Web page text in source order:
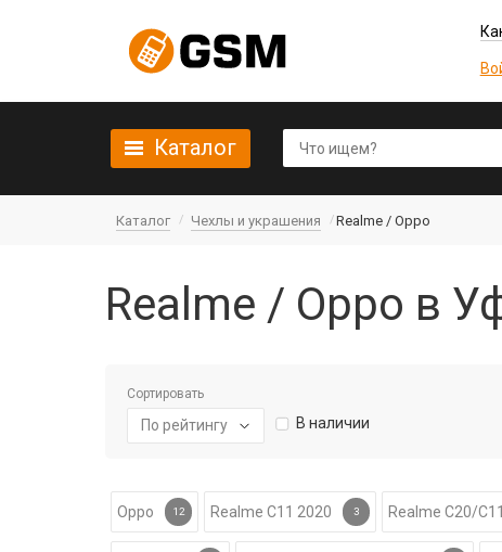
Каталог
Каталог Чехлы и украшения Realme / Oppo
Realme / Oppo в
Сортировать
По рейтингу В наличии
Oppo 12 Realme C11 2020 3 Realme C20/